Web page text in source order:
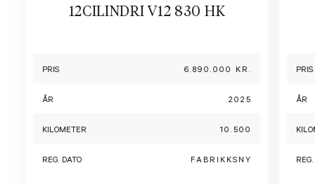
12CILINDRI V12 830 HK
PRIS 6.890.000 KR.
ÅR 2025
KILOMETER 10.500
REG. DATO FABRIKKSNY
PRIS
ÅR